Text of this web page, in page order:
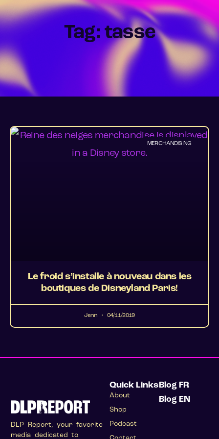
Tag: tasse
MERCHANDISING
Le froid s’installe à nouveau dans les
boutiques de Disneyland Paris!
Jenn 04/11/2019
DLP Report, your favorite
media dedicated to
Blog FR
Blog EN
Quick Links
About
Shop
Podcast